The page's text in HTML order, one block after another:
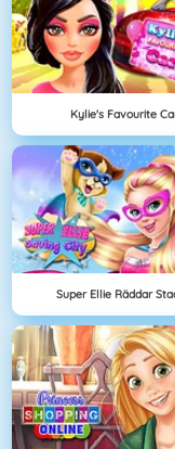
Kylie's Favourite
Super Ellie Räddar